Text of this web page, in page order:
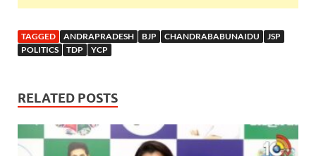
TAGGED ANDRAPRADESH BJP CHANDRABABUNAIDU
JSP
POLITICS
TDP YCP
RELATED POSTS